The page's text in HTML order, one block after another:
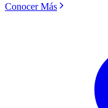
Conocer Más